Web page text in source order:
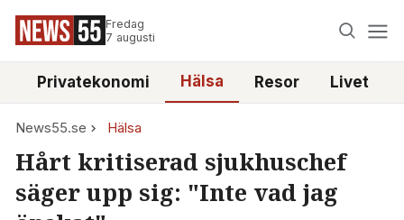
Fredag
7 augusti
Privatekonomi Hälsa Resor Livet
News55.se Hälsa
Hårt kritiserad sjukhuschef
säger upp sig: "Inte vad jag